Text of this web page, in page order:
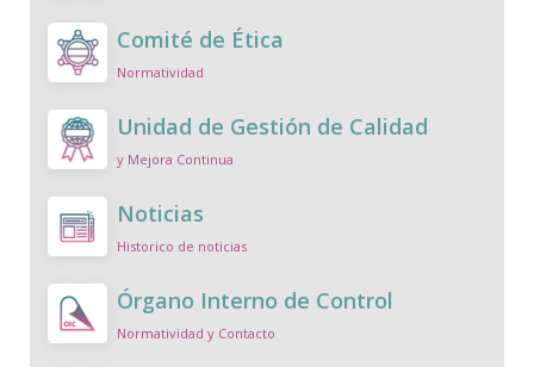
Comité de Ética
Normatividad
Unidad de Gestión de Calidad
y Mejora Continua
Noticias
Historico de noticias
Órgano Interno de Control
Normatividad y Contacto